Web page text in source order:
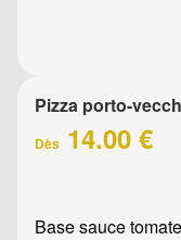
Pizza porto-
Dès 14.00 €
Base sauce